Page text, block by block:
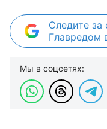
Следите
Главредом
Мы в соцсетях: